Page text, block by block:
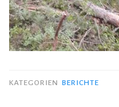
KATEGORIEN BERICHTE